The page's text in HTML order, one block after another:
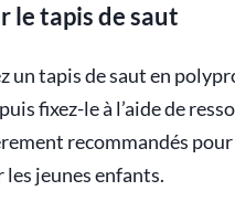
le tapis de saut
un tapis de saut en
fixez-le à l’aide de
recommandés
les jeunes enfants.